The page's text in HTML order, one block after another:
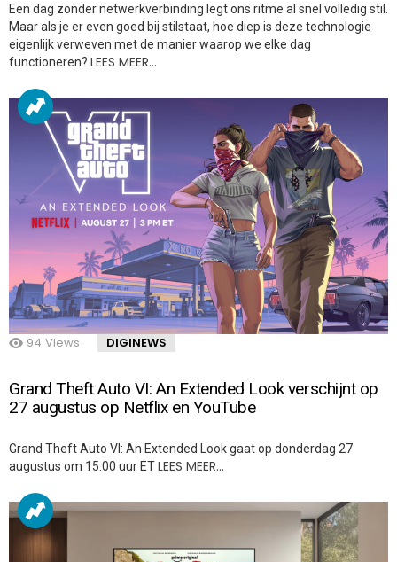
Een dag zonder netwerkverbinding legt ons ritme al snel volledig stil.
Maar als je er even goed bij stilstaat, hoe diep is deze technologie
eigenlijk verweven met de manier waarop we elke dag
functioneren? LEES MEER…
94 Views DIGINEWS
Grand Theft Auto VI: An Extended Look verschijnt op
27 augustus op Netflix en YouTube
Grand Theft Auto VI: An Extended Look gaat op donderdag 27
augustus om 15:00 uur ETLEES MEER…